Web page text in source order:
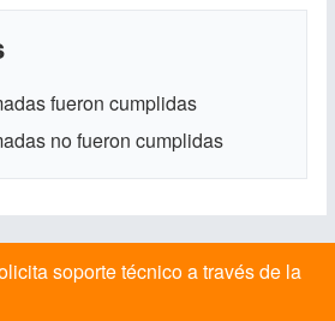
fueron cumplidas
no fueron cumplidas
soporte técnico a través de la